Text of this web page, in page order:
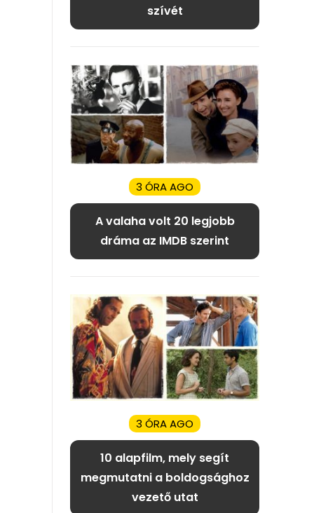
szívét
3 ÓRA AGO
A valaha volt 20 legjobb
dráma az IMDB szerint
3 ÓRA AGO
10 alapfilm, mely segít
megmutatni a boldogsághoz
vezető utat